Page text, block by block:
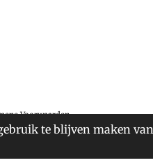
te blijven maken
Voorwaarden